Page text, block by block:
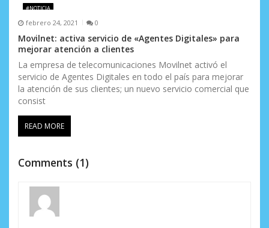
#NOTICIA
febrero 24, 2021 0
Movilnet: activa servicio de «Agentes Digitales» para
mejorar atención a clientes
La empresa de telecomunicaciones Movilnet activó el
servicio de Agentes Digitales en todo el país para mejorar
la atención de sus clientes; un nuevo servicio comercial que
consist
READ MORE
Comments (1)